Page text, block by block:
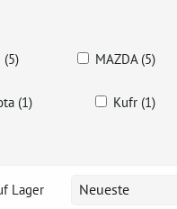
(5) MAZDA (5)
(1)
Kufr (1)
Neueste
Lager